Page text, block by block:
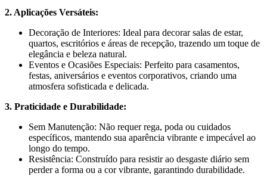
2. Aplicações Versáteis:
Decoração de Interiores: Ideal para decorar salas de estar,
quartos, escritórios e áreas de recepção, trazendo um toque de
elegância e beleza natural.
Eventos e Ocasiões Especiais: Perfeito para casamentos,
festas, aniversários e eventos corporativos, criando uma
atmosfera sofisticada e delicada.
3. Praticidade e Durabilidade:
Sem Manutenção: Não requer rega, poda ou cuidados
específicos, mantendo sua aparência vibrante e impecável ao
longo do tempo.
Resistência: Construído para resistir ao desgaste diário sem
perder a forma ou a cor vibrante, garantindo durabilidade.